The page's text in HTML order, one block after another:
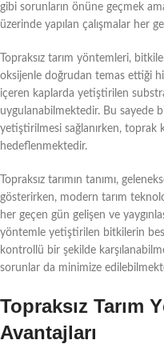
gibi sorunların önüne geçmek
üzerinde yapılan çalışmalar her
Topraksız tarım yöntemleri,
oksijenle doğrudan temas ettiği
içeren kaplarda yetiştirilen
uygulanabilmektedir. Bu sayede
yetiştirilmesi sağlanırken, toprak
hedeflenmektedir.
Topraksız tarımın tanımı,
gösterirken, modern tarım
her geçen gün gelişen ve
yöntemle yetiştirilen bitkilerin
kontrollü bir şekilde
sorunlar da minimize
Topraksız Tarım
Avantajları